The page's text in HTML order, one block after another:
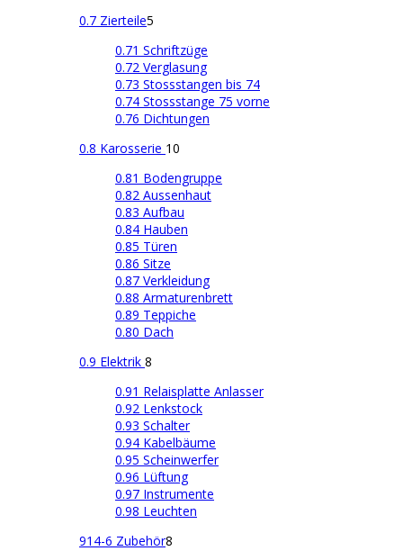
0.7 Zierteile5
0.71 Schriftzüge
0.72 Verglasung
0.73 Stossstangen bis 74
0.74 Stossstange 75 vorne
0.76 Dichtungen
0.8 Karosserie 10
0.81 Bodengruppe
0.82 Aussenhaut
0.83 Aufbau
0.84 Hauben
0.85 Türen
0.86 Sitze
0.87 Verkleidung
0.88 Armaturenbrett
0.89 Teppiche
0.80 Dach
0.9 Elektrik 8
0.91 Relaisplatte Anlasser
0.92 Lenkstock
0.93 Schalter
0.94 Kabelbäume
0.95 Scheinwerfer
0.96 Lüftung
0.97 Instrumente
0.98 Leuchten
914-6 Zubehör8